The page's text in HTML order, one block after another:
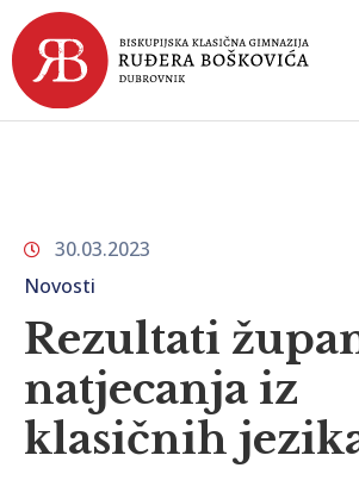
POČETNA
DOKUMENTI
KONTAKT
30.03.2023
Novosti
Rezultati
natjecanja iz
klasičnih